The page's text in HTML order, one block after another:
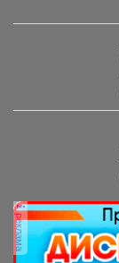
реклама